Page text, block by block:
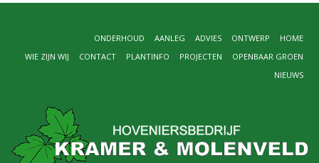
HOME
ONTWERP
ADVIES
AANLEG
ONDERHOUD
OPENBAAR GROEN
PROJECTEN
PLANTINFO
CONTACT
WIE ZIJN WIJ
NIEUWS